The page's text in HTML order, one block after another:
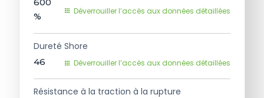
%
Déverrouiller l’accès aux données détaillées
Dureté Shore
46 Déverrouiller l’accès aux données détaillées
Résistance à la traction à la rupture